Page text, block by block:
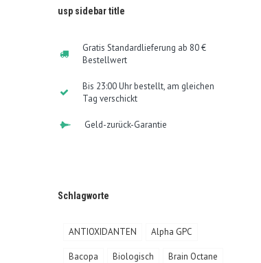
usp sidebar title
Gratis Standardlieferung ab 80 €
Bestellwert
Bis 23:00 Uhr bestellt, am gleichen
Tag verschickt
Geld-zurück-Garantie
Schlagworte
ANTIOXIDANTEN Alpha GPC
Bacopa Biologisch Brain Octane